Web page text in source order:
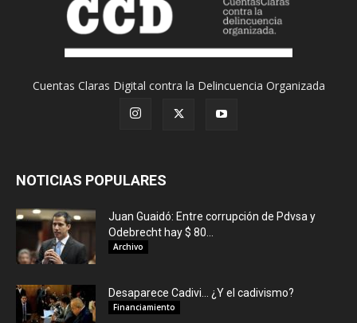
Cuentas Claras Digital contra la Delincuencia Organizada
NOTICIAS POPULARES
Juan Guaidó: Entre corrupción de Pdvsa y
Odebrecht hay $ 80...
Archivo
Desaparece Cadivi… ¿Y el cadivismo?
Financiamiento